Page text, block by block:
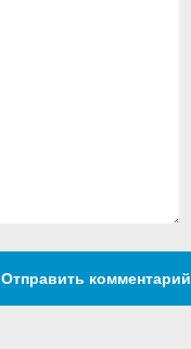
Отправить комментарий